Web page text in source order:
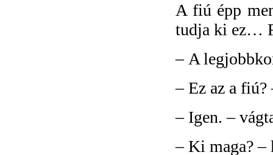
A fiú épp
tudja ki ez…
–A
–Ez az a fiú?
– Igen. –
–Ki maga? –